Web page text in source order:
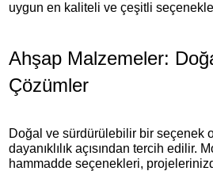
uygun en kaliteli ve çeşitli
Ahşap Malzemeler:
Çözümler
Doğal ve sürdürülebilir bir seçenek
dayanıklılık açısından tercih edilir.
hammadde seçenekleri,